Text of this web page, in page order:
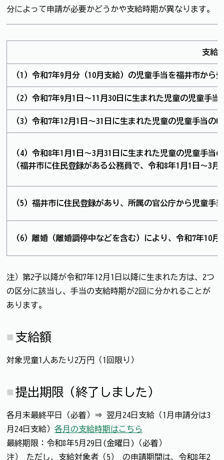
分によって申請が必要かどうかや支給時期が異なります。
支給
（1）令和7年9月分（10月支給）の児童手当を福井市から
（2）令和7年9月1日～11月30日に生まれた児童の児童手
（3）令和7年12月1日～31日に生まれた児童の児童手当の
（4）令和8年1月1日～3月31日に生まれた児童の児童手当
（福井市に住民登録がある公務員で、令和8年1月1日～3
（5）福井市に住民登録があり、所属の官公庁から児童手
（6）離婚（離婚調停中などを含む）により、令和7年10
注）第2子以降が令和7年12月1日以降に生まれた方は、2つ
の区分に該当し、手当の支給時期が2回に分かれることが
あります。
支給額
対象児童1人あたり2万円（1回限り）
提出期限（終了しました）
各月末最終平日（必着）⇒ 翌月24日支給（1月申請分は3
月24日支給） 各月の支給時期はこちら
最終期限：令和8年5月29日(金曜日)（必着）
注） ただし、支給対象者（5） の申請期間は、令和8年2